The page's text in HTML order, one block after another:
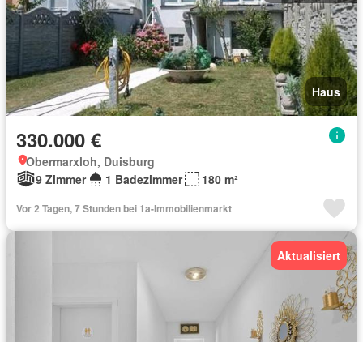
Haus
330.000 €
Obermarxloh, Duisburg
9 Zimmer
1 Badezimmer 180 m²
Vor 2 Tagen, 7 Stunden bei 1a-Immobilienmarkt
Aktualisiert